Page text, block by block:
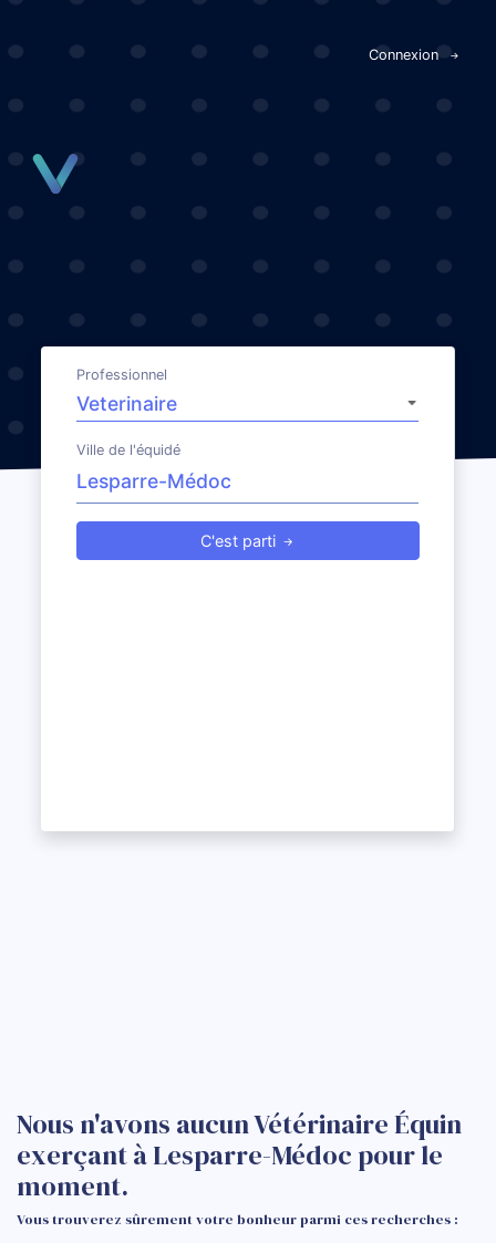
Connexion
Professionnel
Ville de l'équidé
C'est parti
Nous n'avons aucun Vétérinaire Équin
exerçant à Lesparre-Médoc pour le
moment.
Vous trouverez sûrement votre bonheur parmi ces recherches :